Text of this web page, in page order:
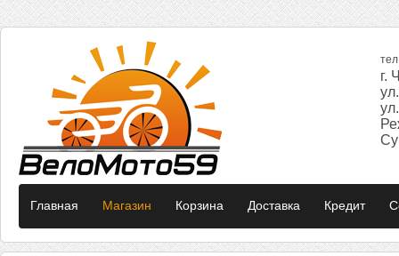
г.
Главная Магазин Корзина Доставка Кредит